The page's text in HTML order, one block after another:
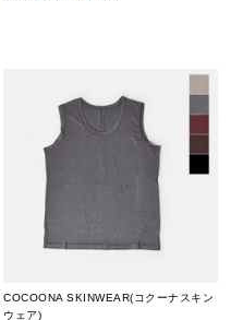
COCOONA SKINWEAR(コクーナスキン
ウェア)